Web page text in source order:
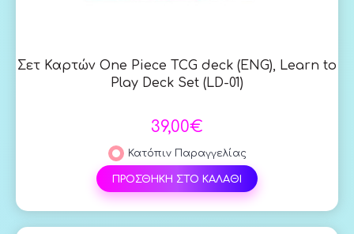
Σετ Καρτών One Piece TCG deck (ENG), Learn to
Play Deck Set (LD-01)
39,00€
Κατόπιν Παραγγελίας
ΠΡΟΣΘΗΚΗ ΣΤΟ ΚΑΛΑΘΙ